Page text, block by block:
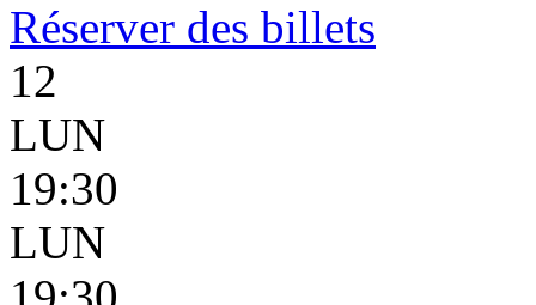
Réserver des billets
12
LUN
19:30
LUN